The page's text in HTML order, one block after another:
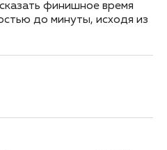
финишное время
до минуты, исходя из